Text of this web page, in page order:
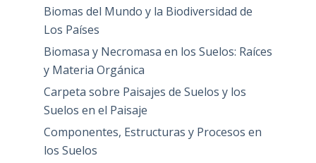
Biomas del Mundo y la Biodiversidad de
Los Países
Biomasa y Necromasa en los Suelos: Raíces
y Materia Orgánica
Carpeta sobre Paisajes de Suelos y los
Suelos en el Paisaje
Componentes, Estructuras y Procesos en
los Suelos